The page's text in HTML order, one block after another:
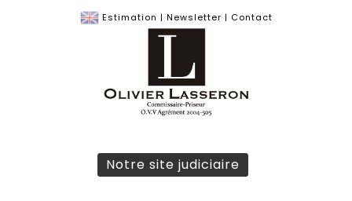
Estimation | Newsletter | Contact
Notre site judiciaire